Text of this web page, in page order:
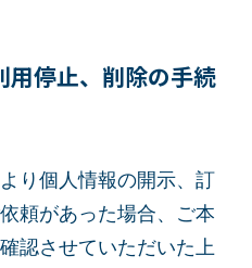
停止、削除の手続
り個人情報の開示、訂
頼があった場合、ご本
認させていただいた上